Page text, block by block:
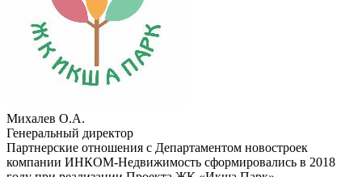
Михалев О.А.
Генеральный директор
Партнерские отношения с Департаментом новостроек
компании ИНКОМ-Недвижимость сформировались в 2018